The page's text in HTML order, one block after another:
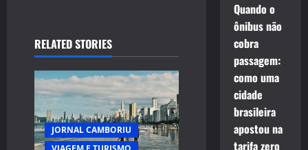
v
i
g
a
RELATED STORIES
JORNAL CAMBORIU
Quando o
ônibus não
cobra
passagem:
como uma
cidade
brasileira
apostou na
tarifa zero